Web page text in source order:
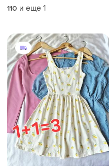
для девочки 5-6 р
110 и еще 1